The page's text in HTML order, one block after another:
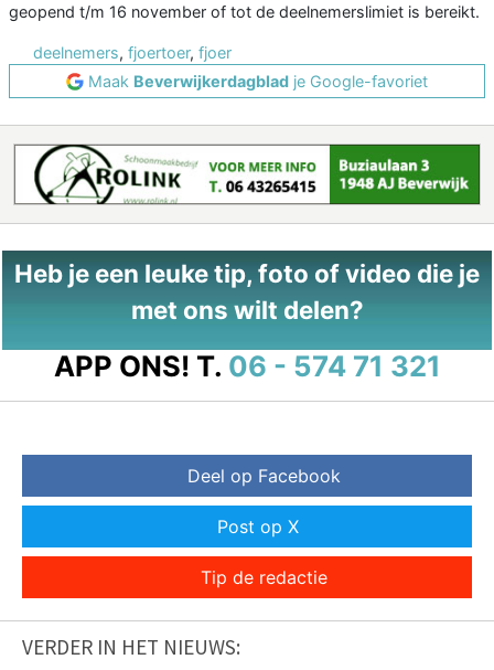
geopend t/m 16 november of tot de deelnemerslimiet is bereikt.
deelnemers, fjoertoer, fjoer
Maak Beverwijkerdagblad je Google-favoriet
Heb je een leuke tip, foto of video die je
met ons wilt delen?
APP ONS! T. 06 - 574 71 321
Deel op Facebook
Post op X
Tip de redactie
VERDER IN HET NIEUWS: